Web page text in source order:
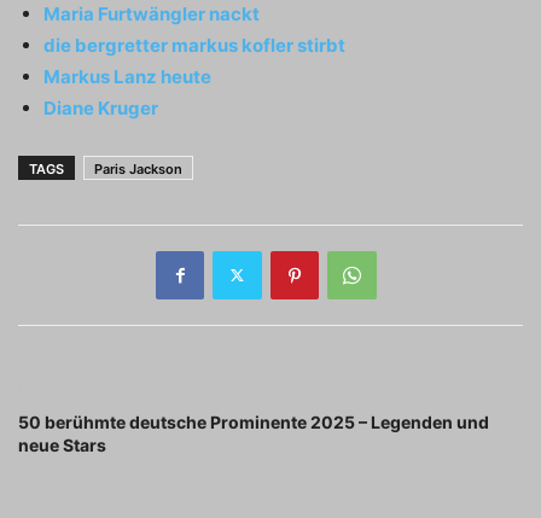
Maria Furtwängler nackt
die bergretter markus kofler stirbt
Markus Lanz heute
Diane Kruger
TAGS Paris Jackson
50 berühmte deutsche Prominente 2025 – Legenden und
neue Stars